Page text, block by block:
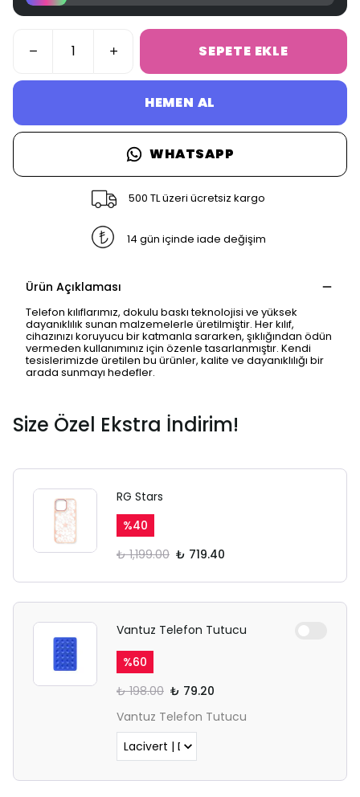
SEPETE EKLE
HEMEN AL
WHATSAPP
500 TL üzeri ücretsiz kargo
14 gün içinde iade değişim
Ürün Açıklaması
Telefon kılıflarımız, dokulu baskı teknolojisi ve yüksek
dayanıklılık sunan malzemelerle üretilmiştir. Her kılıf,
cihazınızı koruyucu bir katmanla sararken, şıklığından ödün
vermeden kullanımınız için özenle tasarlanmıştır. Kendi
tesislerimizde üretilen bu ürünler, kalite ve dayanıklılığı bir
arada sunmayı hedefler.
Size Özel Ekstra İndirim!
RG Stars
%40
₺ 1,199.00 ₺ 719.40
Vantuz Telefon Tutucu
%60
₺ 198.00 ₺ 79.20
Vantuz Telefon Tutucu
SAFARİ GİZLİ SEKME
Ödeme ekranı gizli sekmede
sekmesinden giriş yapın.